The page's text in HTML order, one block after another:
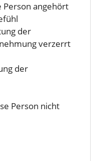
Person angehört
der
verzerrt
der
Person nicht